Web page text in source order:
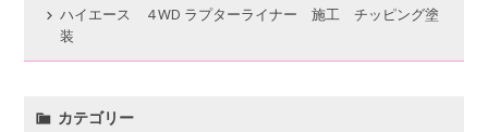
ハイエース ４WD ラプターライナー 施工 チッピング塗
装
カテゴリー